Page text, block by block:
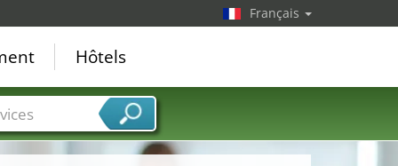
Français
Hôtels